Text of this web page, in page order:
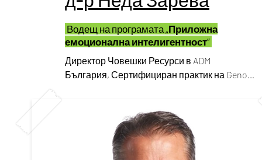
Водещ на програмата „Приложна
емоционална интелигентност“
Директор Човешки Ресурси в ADM
България, Сертифициран практик на Genos